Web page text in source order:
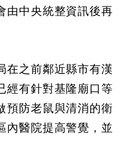
由中央統整資訊後再
在之前鄰近縣市有漢
經有針對基隆廟口等
預防老鼠與清消的衛
內醫院提高警覺，並